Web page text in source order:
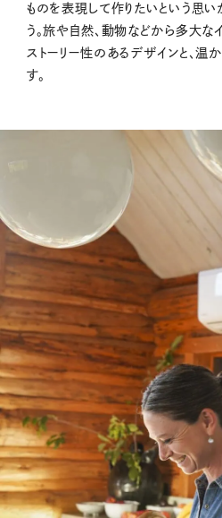
ものを表現して作りたいという思
う。旅や自然、動物などから多大な
ストーリー性のあるデザインと、温
す。